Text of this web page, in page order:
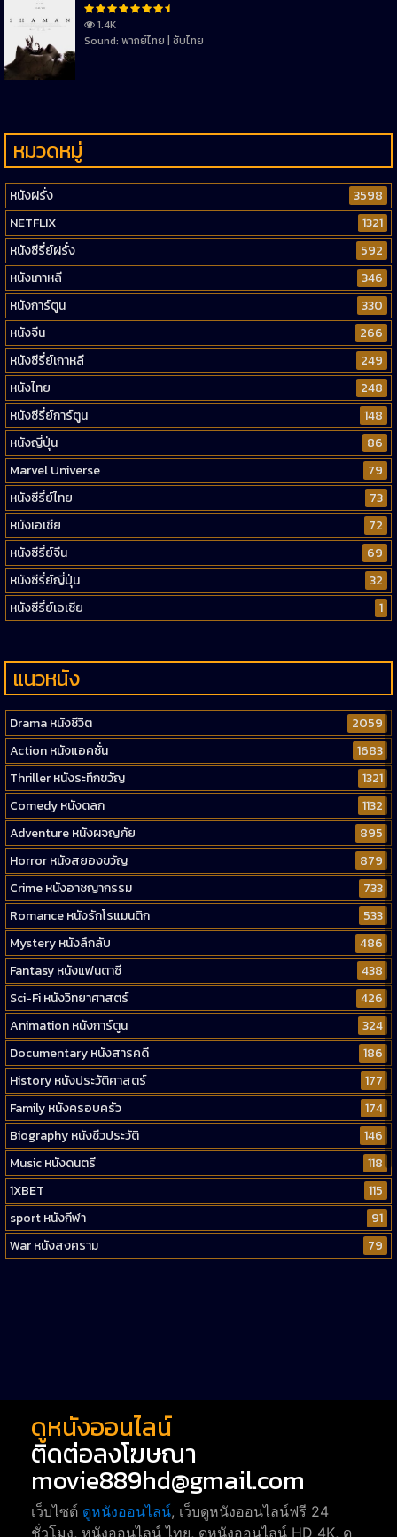
1.4K
Sound: พากย์ไทย | ซับไทย
หมวดหมู่
หนังฝรั่ง
3598
NETFLIX
1321
หนังซีรี่ย์ฝรั่ง
592
หนังเกาหลี
346
หนังการ์ตูน
330
หนังจีน
266
หนังซีรี่ย์เกาหลี
249
หนังไทย
248
หนังซีรี่ย์การ์ตูน
148
หนังญี่ปุ่น
86
Marvel Universe
79
หนังซีรี่ย์ไทย
73
หนังเอเชีย
72
หนังซีรี่ย์จีน
69
หนังซีรี่ย์ญี่ปุ่น
32
หนังซีรี่ย์เอเชีย
1
แนวหนัง
Drama หนังชีวิต
2059
Action หนังแอคชั่น
1683
Thriller หนังระทึกขวัญ
1321
Comedy หนังตลก
1132
Adventure หนังผจญภัย
895
Horror หนังสยองขวัญ
879
Crime หนังอาชญากรรม
733
Romance หนังรักโรแมนติก
533
Mystery หนังลึกลับ
486
Fantasy หนังแฟนตาซี
438
Sci-Fi หนังวิทยาศาสตร์
426
Animation หนังการ์ตูน
324
Documentary หนังสารคดี
186
History หนังประวัติศาสตร์
177
Family หนังครอบครัว
174
Biography หนังชีวประวัติ
146
Music หนังดนตรี
118
1XBET
115
sport หนังกีฬา
91
War หนังสงคราม
79
ดูหนังออนไลน์
ติดต่อลงโฆษณา
movie889hd@gmail.com
เว็บไซต์ ดูหนังออนไลน์, เว็บดูหนังออนไลน์ฟรี 24
ชั่วโมง, หนังออนไลน์ ไทย, ดูหนังออนไลน์ HD 4K, ดู